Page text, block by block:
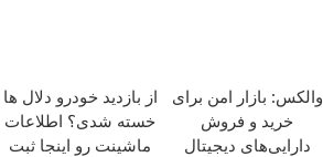
والکس: بازار امن برای
خرید و فروش
دارایی‌های دیجیتال
از بازدید خودرو دلال ها
خسته شدی؟ اطلاعات
ماشینت رو اینجا ثبت